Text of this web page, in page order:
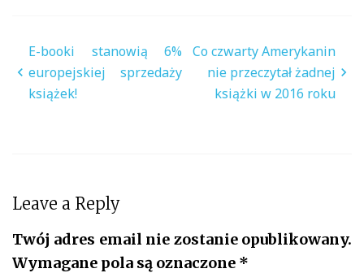
Nawigacja
wpisu
E-booki stanowią 6%
europejskiej sprzedaży
książek!
Co czwarty Amerykanin
nie przeczytał żadnej
książki w 2016 roku
Leave a Reply
Twój adres email nie zostanie opublikowany.
Wymagane pola są oznaczone *